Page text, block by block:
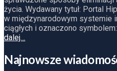
życia. Wydawany tytuł: Portal
w międzynarodowym systemie
ciągłych i oznaczono
dalej…
Najnowsze